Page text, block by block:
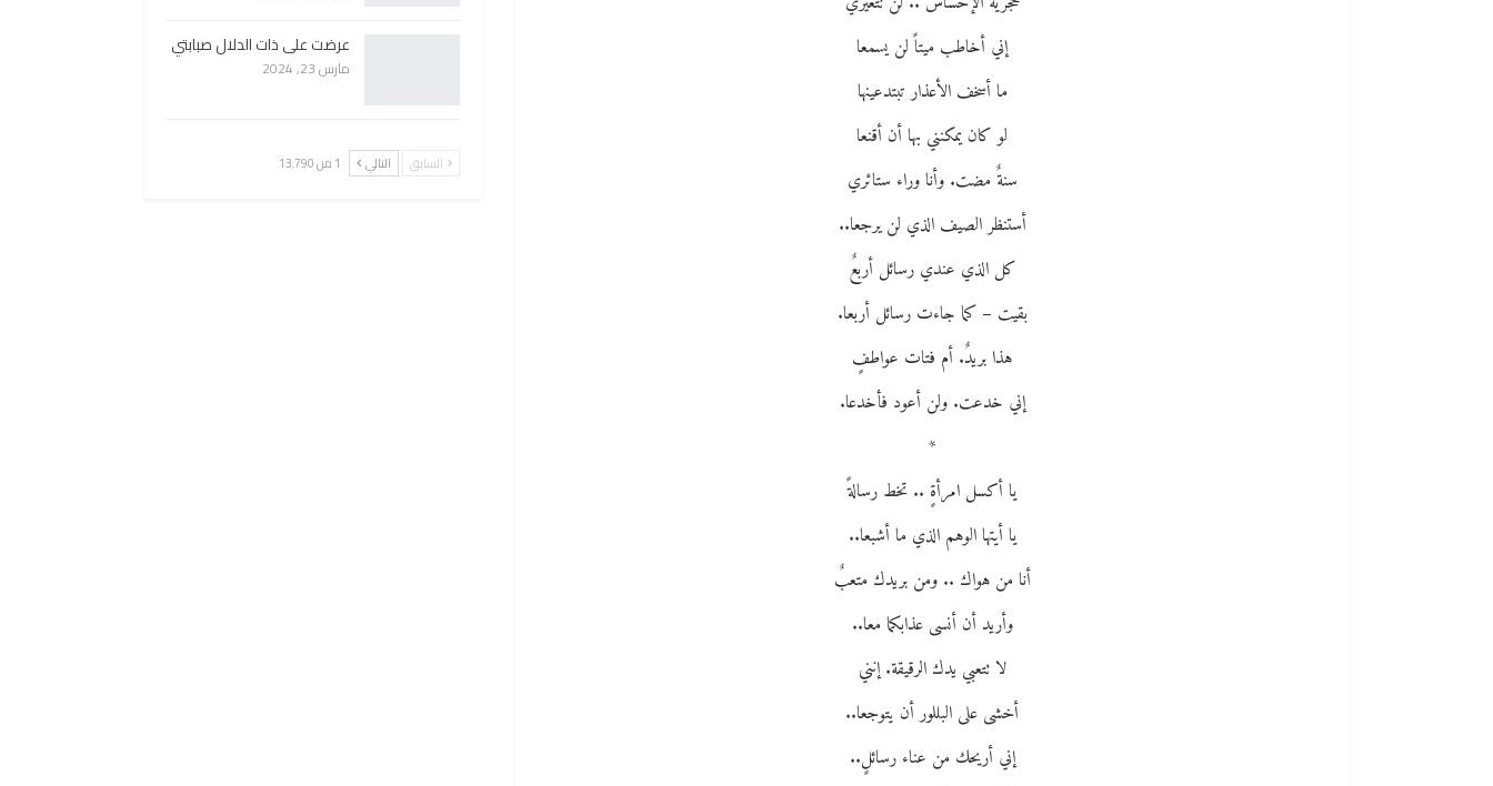
إني أخاطب ميتاً لن يسمعا
ما أسخف الأعذار تبتدعينها
لو كان يمكنني بها أن أقنعا
سنةٌ مضت. وأنا وراء ستائري
أستنظر الصيف الذي لن يرجعا..
كل الذي عندي رسائل أربعٌ
بقيت – كما جاءت رسائل أربعا.
هذا بريدٌ. أم فتات عواطفٍ
إني خدعت. ولن أعود فأخدعا.
*
يا أكسل امرأةٍ .. تخط رسالةً
يا أيتها الوهم الذي ما أشبعا..
أنا من هواك .. ومن بريدك متعبٌ
وأريد أن أنسى عذابكما معا..
لا تتعبي يدك الرقيقة. إنني
أخشى على البللور أن يتوجعا..
إني أريحك من عناء رسائلٍ..
عرضت على ذات الدلال صبابتي
مارس 23, 2024
السابق التالي 1 من 13٬790